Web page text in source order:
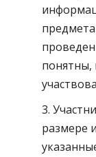
понятны,
3.
размере